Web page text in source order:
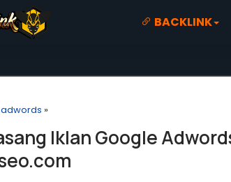
BACKLINK
»
Iklan Google